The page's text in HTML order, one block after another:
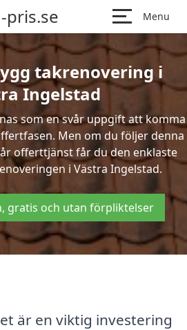
pris.se Menu
takrenovering i
Ingelstad
som en svår uppgift att komma
Men om du följer denna
offerttjänst får du den enklaste
i Västra Ingelstad.
gratis och utan förpliktelser
är en viktig investering